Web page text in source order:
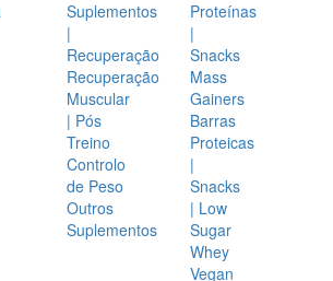
Suplementos
|
Recuperação
Recuperação
Muscular
| Pós
Treino
Controlo
de Peso
Outros
Suplementos
Proteínas
|
Snacks
Mass
Gainers
Barras
Proteicas
|
Snacks
| Low
Sugar
Whey
Vegan